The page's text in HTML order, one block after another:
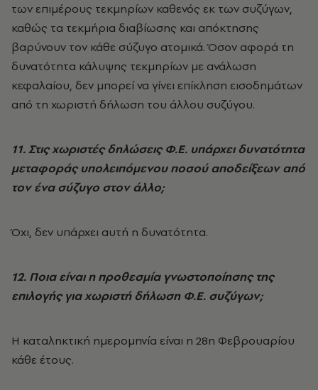
των επιμέρους τεκμηρίων καθενός εκ των συζύγων,
καθώς τα τεκμήρια διαβίωσης και απόκτησης
βαρύνουν τον κάθε σύζυγο ατομικά. Όσον αφορά τη
δυνατότητα κάλυψης τεκμηρίων με ανάλωση
κεφαλαίου, δεν μπορεί να γίνει επίκληση εισοδημάτων
από τη χωριστή δήλωση του άλλου συζύγου.
11. Στις χωριστές δηλώσεις Φ.Ε. υπάρχει δυνατότητα
μεταφοράς υπολειπόμενου ποσού αποδείξεων από
τον ένα σύζυγο στον άλλο;
Όχι, δεν υπάρχει αυτή η δυνατότητα.
12. Ποια είναι η προθεσμία γνωστοποίησης της
επιλογής για χωριστή δήλωση Φ.Ε. συζύγων;
Η καταληκτική ημερομηνία είναι η 28η Φεβρουαρίου
κάθε έτους.